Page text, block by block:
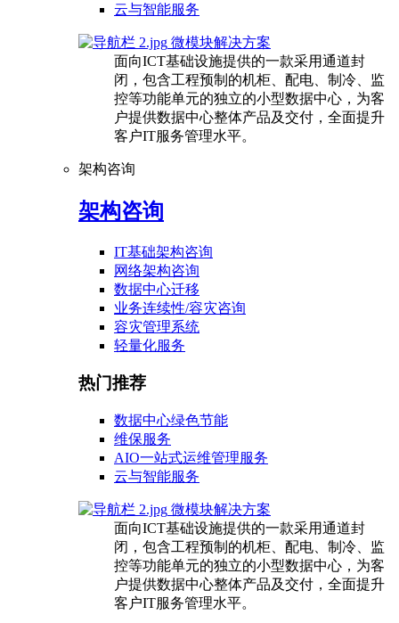
云与智能服务
微模块解决方案
面向ICT基础设施提供的一款采用通道封
闭，包含工程预制的机柜、配电、制冷、监
控等功能单元的独立的小型数据中心，为客
户提供数据中心整体产品及交付，全面提升
客户IT服务管理水平。
架构咨询
架构咨询
IT基础架构咨询
网络架构咨询
数据中心迁移
业务连续性/容灾咨询
容灾管理系统
轻量化服务
热门推荐
数据中心绿色节能
维保服务
AIO一站式运维管理服务
云与智能服务
微模块解决方案
面向ICT基础设施提供的一款采用通道封
闭，包含工程预制的机柜、配电、制冷、监
控等功能单元的独立的小型数据中心，为客
户提供数据中心整体产品及交付，全面提升
客户IT服务管理水平。